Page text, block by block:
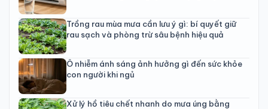
Trồng rau mùa mưa cần lưu ý gì: bí quyết giữ
rau sạch và phòng trừ sâu bệnh hiệu quả
Ô nhiễm ánh sáng ảnh hưởng gì đến sức khỏe
con người khi ngủ
Xử lý hồ tiêu chết nhanh do mưa úng bằng